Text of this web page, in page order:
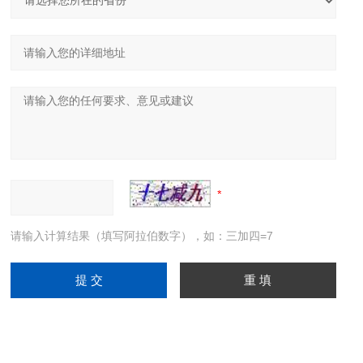
请输入计算结果（填写阿拉伯数字），如：三加四=7